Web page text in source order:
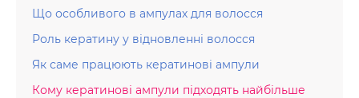
Що особливого в ампулах для волосся
Роль кератину у відновленні волосся
Як саме працюють кератинові ампули
Кому кератинові ампули підходять найбільше